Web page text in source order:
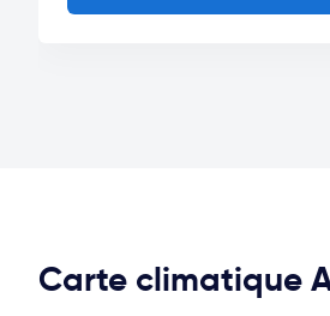
Carte climatique